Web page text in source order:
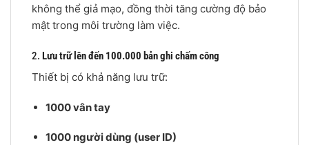
không thể giả mạo, đồng thời tăng cường độ bảo
mật trong môi trường làm việc.
2. Lưu trữ lên đến 100.000 bản ghi chấm công
Thiết bị có khả năng lưu trữ:
1000 vân tay
1000 người dùng (user ID)